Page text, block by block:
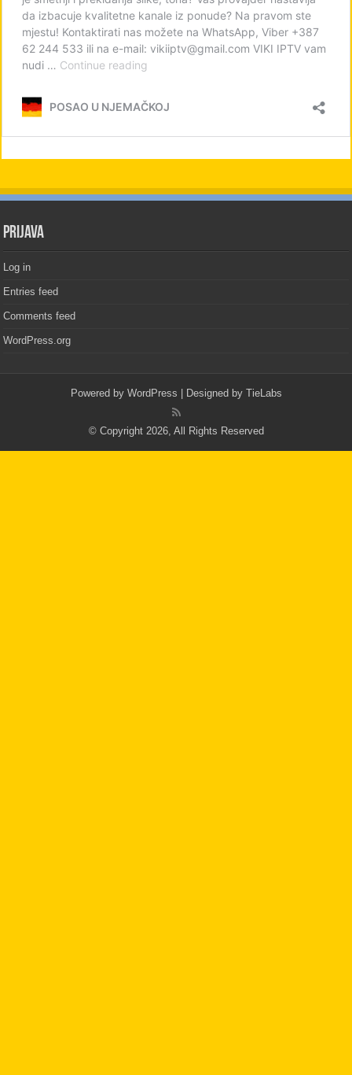
PRIJAVA
Log in
Entries feed
Comments feed
WordPress.org
Powered by WordPress | Designed by TieLabs
© Copyright 2026, All Rights Reserved